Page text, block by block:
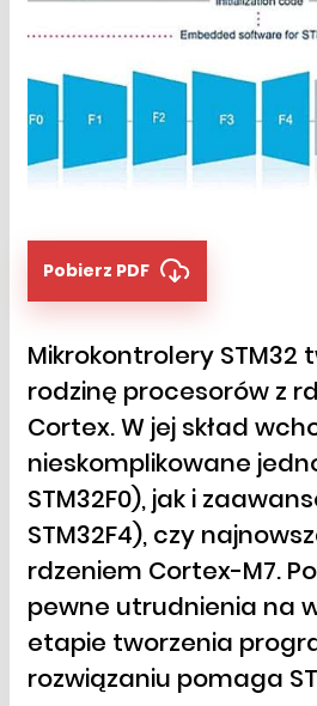
Pobierz PDF
Mikrokontrolery
rodzinę procesorów z
Cortex. W jej skład
nieskomplikowane
STM32F0), jak i
STM32F4), czy
rdzeniem Cortex-M7.
pewne utrudnienia na
etapie tworzenia
rozwiązaniu pomaga